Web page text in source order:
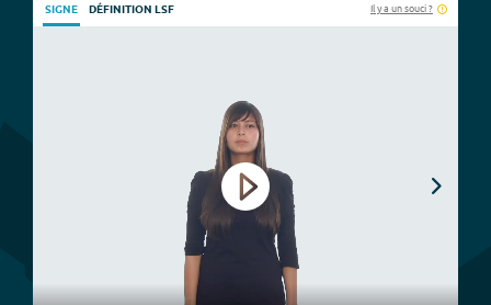
SIGNE DÉFINITION LSF Il y a un souci ?
Play